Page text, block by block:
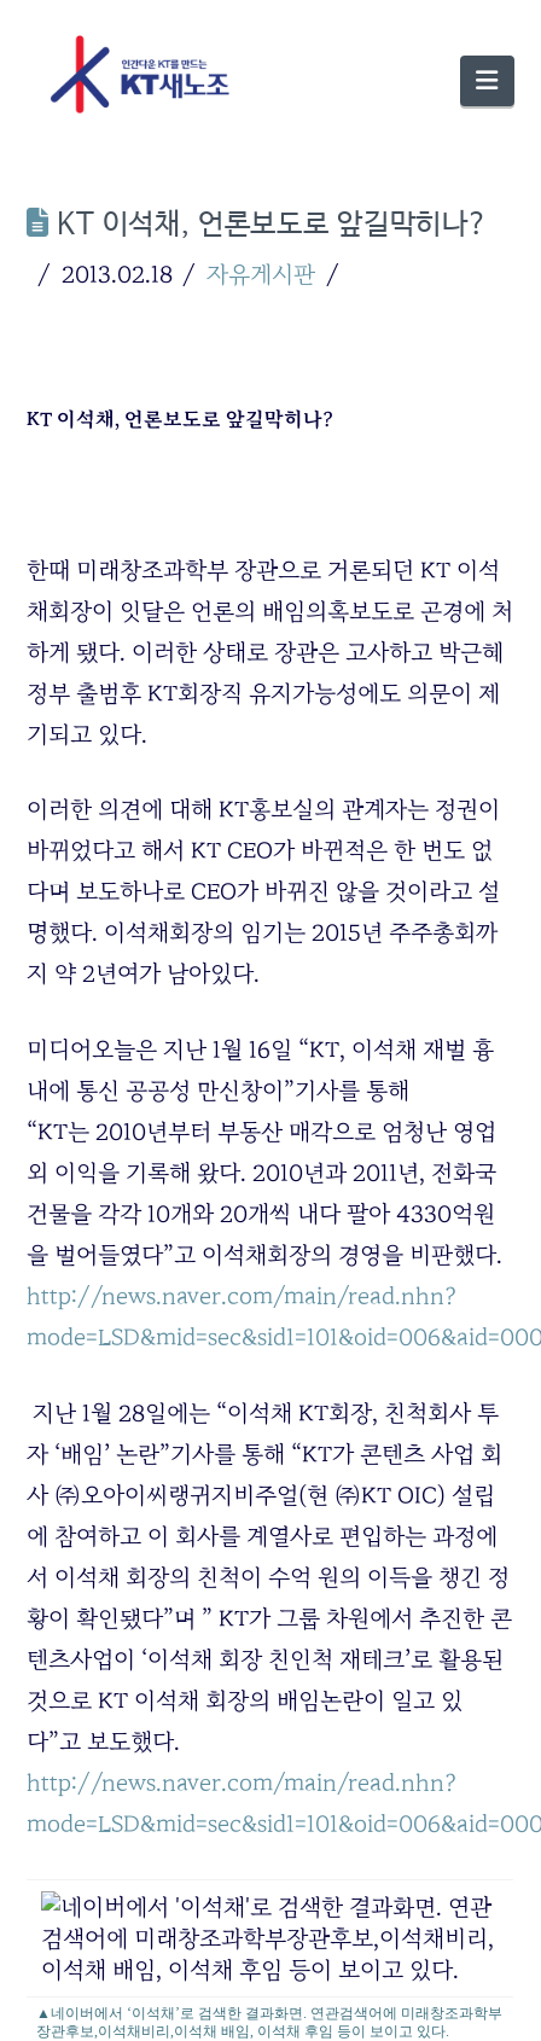
KT 이석채, 언론보도로 앞길막히나?
2013.02.18 자유게시판
KT 이석채, 언론보도로 앞길막히나?
한때 미래창조과학부 장관으로 거론되던 KT 이석
채회장이 잇달은 언론의 배임의혹보도로 곤경에 처
하게 됐다. 이러한 상태로 장관은 고사하고 박근혜
정부 출범후 KT회장직 유지가능성에도 의문이 제
기되고 있다.
이러한 의견에 대해 KT홍보실의 관계자는 정권이
바뀌었다고 해서 KT CEO가 바뀐적은 한 번도 없
다며 보도하나로 CEO가 바뀌진 않을 것이라고 설
명했다. 이석채회장의 임기는 2015년 주주총회까
지 약 2년여가 남아있다.
미디어오늘은 지난 1월 16일 “KT, 이석채 재벌 흉
내에 통신 공공성 만신창이”기사를 통해
“KT는 2010년부터 부동산 매각으로 엄청난 영업
외 이익을 기록해 왔다. 2010년과 2011년, 전화국
건물을 각각 10개와 20개씩 내다 팔아 4330억원
을 벌어들였다”고 이석채회장의 경영을 비판했다.
http://news.naver.com/main/read.nhn?
지난 1월 28일에는 “이석채 KT회장, 친척회사 투
자 ‘배임’ 논란”기사를 통해 “KT가 콘텐츠 사업 회
사 ㈜오아이씨랭귀지비주얼(현 ㈜KT OIC) 설립
에 참여하고 이 회사를 계열사로 편입하는 과정에
서 이석채 회장의 친척이 수억 원의 이득을 챙긴 정
황이 확인됐다”며 ” KT가 그룹 차원에서 추진한 콘
텐츠사업이 ‘이석채 회장 친인척 재테크’로 활용된
것으로 KT 이석채 회장의 배임논란이 일고 있
다”고 보도했다.
http://news.naver.com/main/read.nhn?
▲네이버에서 ‘이석채’로 검색한 결과화면. 연관검색어에 미래창조과학부
장관후보,이석채비리,이석채 배임, 이석채 후임 등이 보이고 있다.